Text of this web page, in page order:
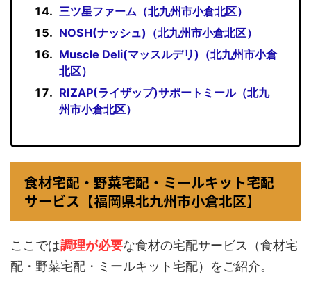
三ツ星ファーム（北九州市小倉北区）
NOSH(ナッシュ)（北九州市小倉北区）
Muscle Deli(マッスルデリ)（北九州市小倉
北区）
RIZAP(ライザップ)サポートミール（北九
州市小倉北区）
食材宅配・野菜宅配・ミールキット宅配
サービス【福岡県北九州市小倉北区】
ここでは調理が必要な食材の宅配サービス（食材宅
配・野菜宅配・ミールキット宅配）をご紹介。